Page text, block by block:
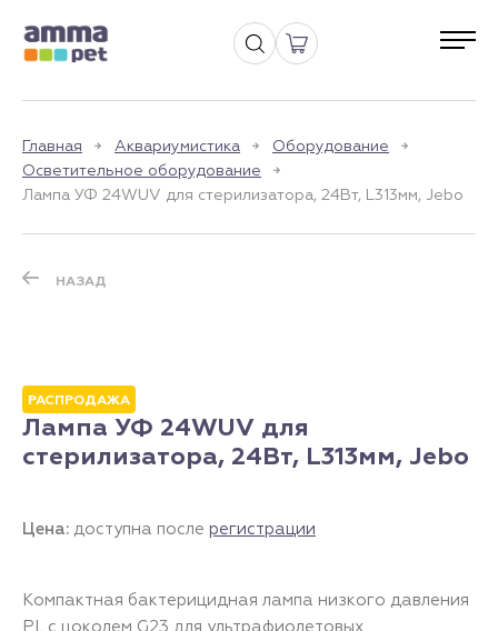
Главная Аквариумистика
Оборудование
Осветительное оборудование
Лампа УФ 24WUV для стерилизатора, 24Вт, L313мм, Jebo
НАЗАД
РАСПРОДАЖА
Лампа УФ 24WUV для
стерилизатора, 24Вт, L313мм, Jebo
Цена: доступна после регистрации
Компактная бактерицидная лампа низкого давления
PL с цоколем G23 для ультрафиолетовых